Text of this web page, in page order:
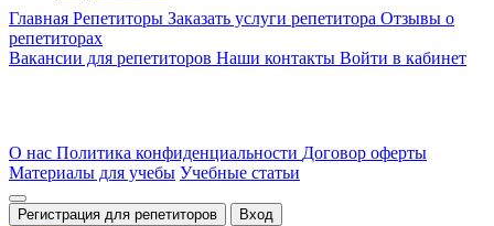
Главная Репетиторы Заказать услуги репетитора Отзывы о
репетиторах
Вакансии для репетиторов Наши контакты Войти в кабинет
О нас Политика конфиденциальности Договор оферты
Материалы для учебы Учебные статьи
Регистрация для репетиторов Вход